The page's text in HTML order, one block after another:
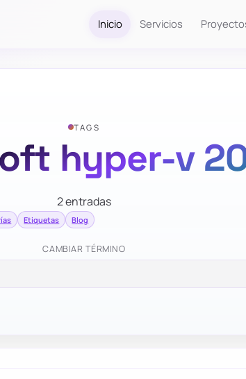
Inicio Servicios
TAGS
hyper-v
2 entradas
Etiquetas Blog
CAMBIAR TÉRMINO